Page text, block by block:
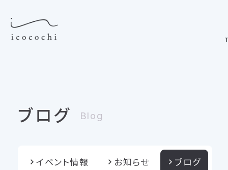
ブログ Blog
イベント情報 お知らせ ブログ